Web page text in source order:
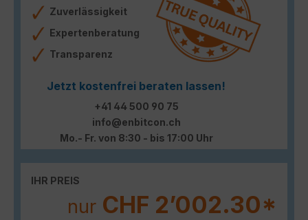
Zuverlässigkeit
Expertenberatung
Transparenz
Jetzt kostenfrei beraten lassen!
+41 44 500 90 75
info@enbitcon.ch
Mo.- Fr. von 8:30 - bis 17:00 Uhr
IHR PREIS
nur CHF 2’002.30*